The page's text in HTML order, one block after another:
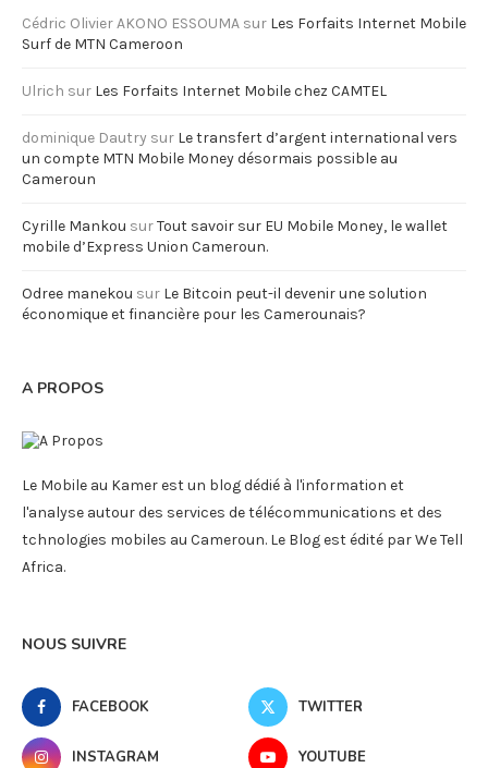
Cédric Olivier AKONO ESSOUMA sur Les Forfaits Internet Mobile
Surf de MTN Cameroon
Ulrich sur Les Forfaits Internet Mobile chez CAMTEL
dominique Dautry sur Le transfert d’argent international vers
un compte MTN Mobile Money désormais possible au
Cameroun
Cyrille Mankou surTout savoir sur EU Mobile Money, le wallet
mobile d’Express Union Cameroun.
Odree manekou sur Le Bitcoin peut-il devenir une solution
économique et financière pour les Camerounais?
A PROPOS
Le Mobile au Kamer est un blog dédié à l'information et
l'analyse autour des services de télécommunications et des
tchnologies mobiles au Cameroun. Le Blog est édité par We Tell
Africa.
NOUS SUIVRE
FACEBOOK TWITTER
INSTAGRAM YOUTUBE